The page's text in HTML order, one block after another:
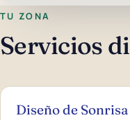
TU ZONA
Servicios
Diseño de